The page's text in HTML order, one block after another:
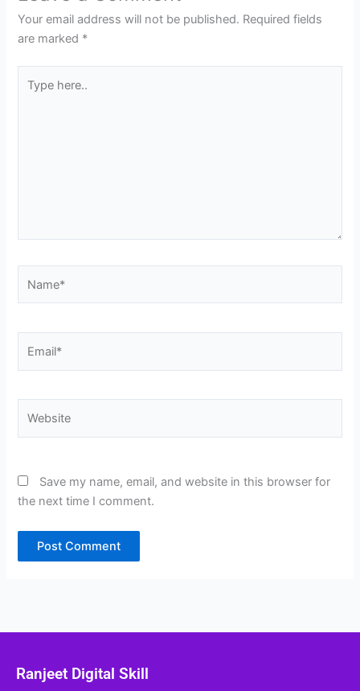
Your email address will not be published. Required fields
are marked *
here..
Save my name, email, and website in this browser for
the next time I comment.
Ranjeet Digital Skill